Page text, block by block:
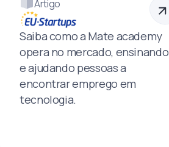
Artigo
Saiba como a Mate academy
opera no mercado, ensinando
e ajudando pessoas a
encontrar emprego em
tecnologia.